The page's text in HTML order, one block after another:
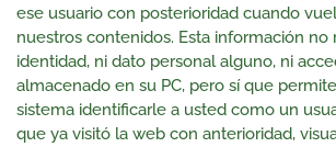
ese usuario con posterioridad cuando
nuestros contenidos. Esta información no
identidad, ni dato personal alguno, ni
almacenado en su PC, pero sí que
sistema identificarle a usted como un
que ya visitó la web con anterioridad,